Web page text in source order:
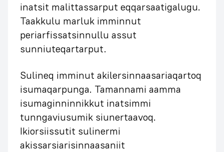
inatsit malittassarput eqqarsaatigalugu.
Taakkulu marluk imminnut
periarfissatsinnullu assut
sunniuteqartarput.
Sulineq imminut akilersinnaasariaqartoq
isumaqarpunga. Tamannami aamma
isumaginninnikkut inatsimmi
tunngaviusumik siunertaavoq.
Ikiorsiissutit sulinermi
akissarsiarisinnaasaniit